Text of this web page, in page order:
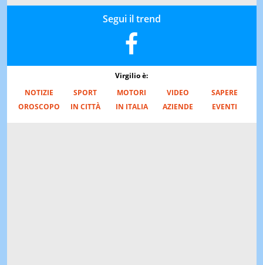
Segui il trend
Virgilio è:
NOTIZIE
SPORT MOTORI VIDEO
SAPERE
OROSCOPO
IN CITTÀ IN ITALIA AZIENDE EVENTI